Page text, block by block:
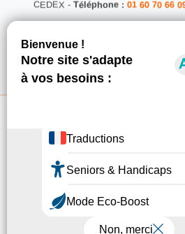
CEDEX - Téléphone : 01 60 70 66
Ce site internet a été conçu et
Copyright 2026 © MSL -